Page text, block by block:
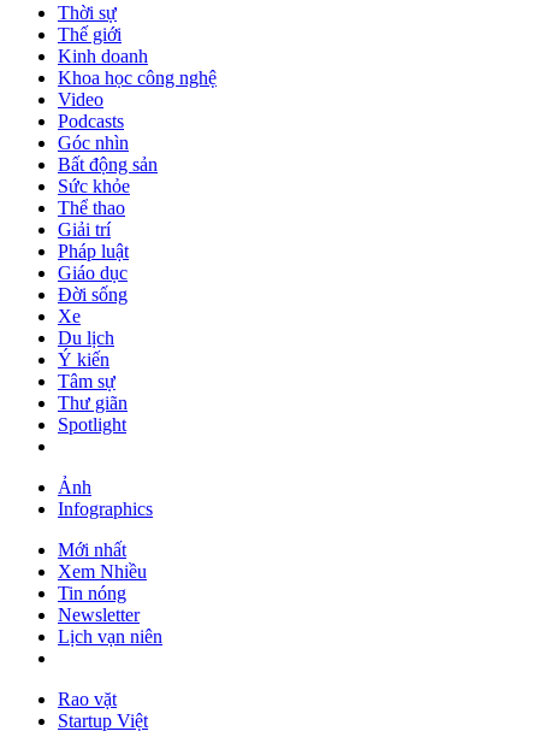
Thời sự
Thế giới
Kinh doanh
Khoa học công nghệ
Video
Podcasts
Góc nhìn
Bất động sản
Sức khỏe
Thể thao
Giải trí
Pháp luật
Giáo dục
Đời sống
Xe
Du lịch
Ý kiến
Tâm sự
Thư giãn
Spotlight
Ảnh
Infographics
Mới nhất
Xem Nhiều
Tin nóng
Newsletter
Lịch vạn niên
Rao vặt
Startup Việt